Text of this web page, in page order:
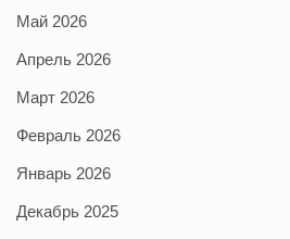
Май 2026
Апрель 2026
Март 2026
Февраль 2026
Январь 2026
Декабрь 2025